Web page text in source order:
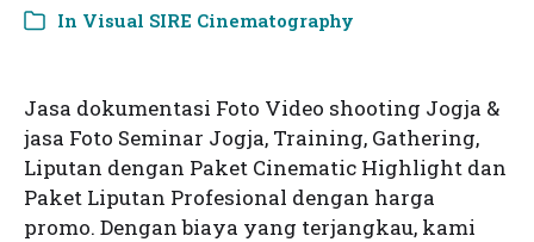
In Visual SIRE Cinematography
Jasa dokumentasi Foto Video shooting Jogja &
jasa Foto Seminar Jogja, Training, Gathering,
Liputan dengan Paket Cinematic Highlight dan
Paket Liputan Profesional dengan harga
promo. Dengan biaya yang terjangkau, kami